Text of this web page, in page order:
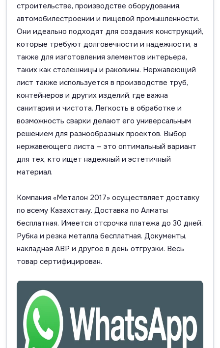
строительстве, производстве оборудования,
автомобилестроении и пищевой промышленности.
Они идеально подходят для создания конструкций,
которые требуют долговечности и надежности, а
также для изготовления элементов интерьера,
таких как столешницы и раковины. Нержавеющий
лист также используется в производстве труб,
контейнеров и других изделий, где важна
санитария и чистота. Легкость в обработке и
возможность сварки делают его универсальным
решением для разнообразных проектов. Выбор
нержавеющего листа — это оптимальный вариант
для тех, кто ищет надежный и эстетичный
материал.
Компания «Металон 2017» осуществляет доставку
по всему Казахстану. Доставка по Алматы
бесплатная. Имеется отсрочка платежа до 30 дней.
Рубка и резка металла бесплатная. Документы,
накладная АВР и другое в день отгрузки. Весь
товар сертифицирован.